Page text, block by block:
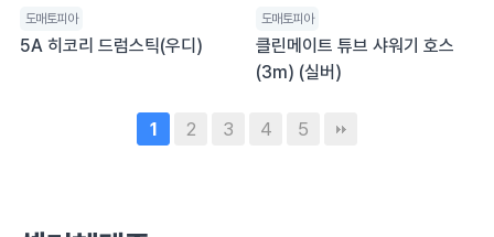
도매토피아
5A 히코리 드럼스틱(우디)
도매토피아
클린메이트 튜브 샤워기 호스
(3m) (실버)
1 2 3 4 5